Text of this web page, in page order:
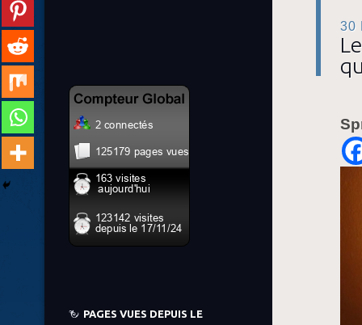
30
PAGES VUES DEPUIS LE